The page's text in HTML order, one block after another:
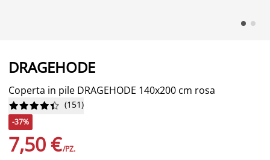
DRAGEHODE
Coperta in pile DRAGEHODE 140x200 cm rosa





 (151)
-37%
7,50 €/PZ.